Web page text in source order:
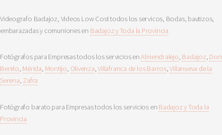
Videografo Badajoz, Videos Low Cost todos los servicos, Bodas, bautizos,
embarazadas y comuniones en Badajoz y Toda la Provincia
Fotógrafos para Empresas todos los servicios enAlmendralejo, Badajoz, Don
Benito, Mérida, Montijo, Olivenza,Villafranca de los Barros,Villanueva de la
Serena, Zafra
Fotógrafo barato para Empresas todos los servicios en Badajoz y Toda la
Provincia